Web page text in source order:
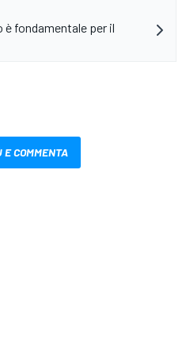
fondamentale per il
E COMMENTA